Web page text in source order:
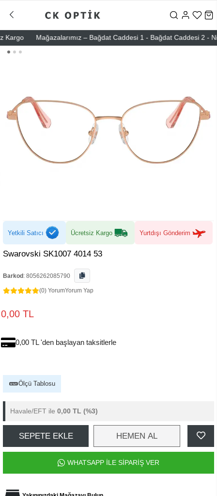
Mağazalarımız – Bağdat Caddesi 1 - Bağdat Caddesi 2 -
Yetkili Satıcı Ücretsiz Kargo Yurtdışı Gönderim
Swarovski SK1007 4014 53
Barkod : 8056262085790
(0) YorumYorum Yap
0,00 TL
0,00 TL 'den başlayan taksitlerle
Ölçü Tablosu
Havale/EFT ile 0,00 TL (%3)
SEPETE EKLE HEMEN AL
WHATSAPP İLE SİPARİŞ VER